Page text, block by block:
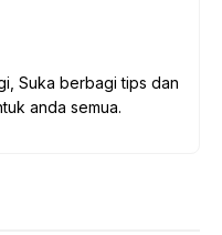
Suka berbagi tips dan
anda semua.